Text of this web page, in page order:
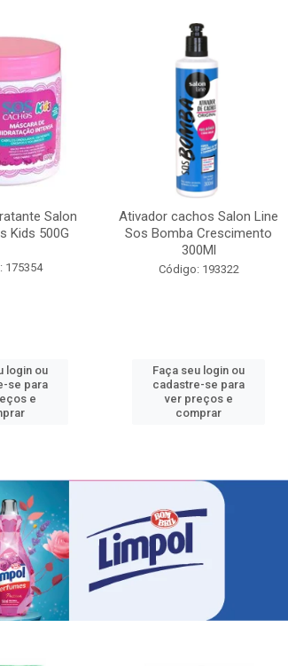
Salon
Kids 500G
175354
login ou
se para
e
Ativador cachos Salon Line
Sos Bomba Crescimento
300Ml
Código: 193322
Faça seu login ou
cadastre-se para
ver preços e
comprar